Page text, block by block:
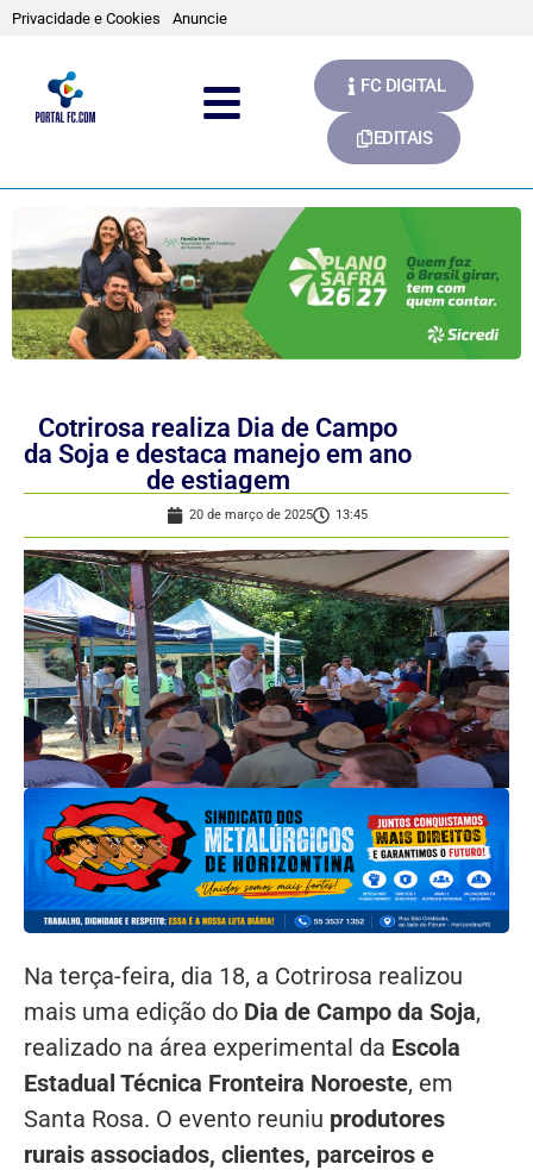
Privacidade e Cookies Anuncie
FC DIGITAL
EDITAIS
Cotrirosa realiza Dia de Campo
da Soja e destaca manejo em ano
de estiagem
20 de março de 2025 13:45
Na terça-feira, dia 18, a Cotrirosa realizou
mais uma edição do Dia de Campo da Soja,
realizado na área experimental da Escola
Estadual Técnica Fronteira Noroeste, em
Santa Rosa. O evento reuniu produtores
rurais associados, clientes, parceiros e